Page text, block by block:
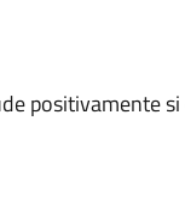
positivamente